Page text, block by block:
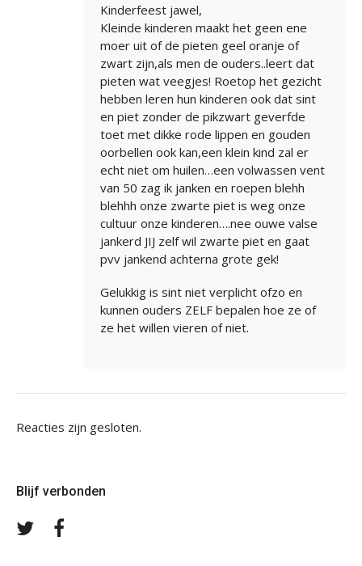
Kinderfeest jawel,
Kleinde kinderen maakt het geen ene
moer uit of de pieten geel oranje of
zwart zijn,als men de ouders..leert dat
pieten wat veegjes! Roetop het gezicht
hebben leren hun kinderen ook dat sint
en piet zonder de pikzwart geverfde
toet met dikke rode lippen en gouden
oorbellen ook kan,een klein kind zal er
echt niet om huilen…een volwassen vent
van 50 zag ik janken en roepen blehh
blehhh onze zwarte piet is weg onze
cultuur onze kinderen….nee ouwe valse
jankerd JIJ zelf wil zwarte piet en gaat
pvv jankend achterna grote gek!
Gelukkig is sint niet verplicht ofzo en
kunnen ouders ZELF bepalen hoe ze of
ze het willen vieren of niet.
Reacties zijn gesloten.
Blijf verbonden
Volg